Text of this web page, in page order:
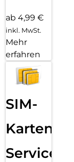
ab 4,99 €
inkl. MwSt.
Mehr
erfahren
SIM-
Karten
Service: